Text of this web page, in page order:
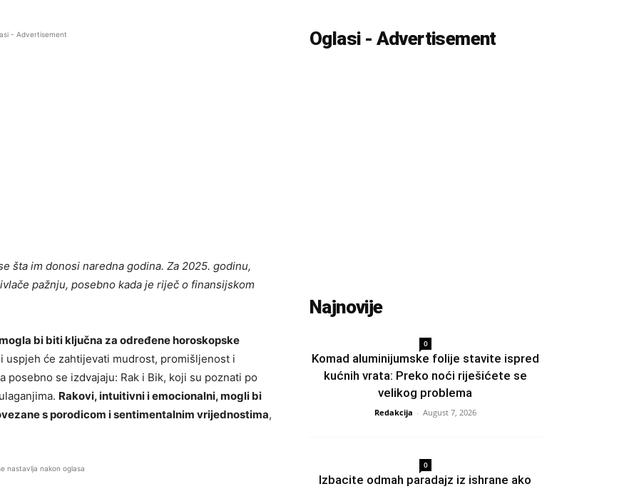
- Advertisement
šta im donosi naredna godina. Za 2025. godinu,
pažnju, posebno kada je riječ o finansijskom
bi biti ključna za određene horoskopske
uspjeh će zahtijevati mudrost, promišljenost i
posebno se izdvajaju: Rak i Bik, koji su poznati po
Rakovi, intuitivni i emocionalni, mogli bi
s porodicom i sentimentalnim vrijednostima,
nastavlja nakon oglasa
Oglasi - Advertisement
Najnovije
0
Komad aluminijumske folije stavite ispred
kućnih vrata: Preko noći riješićete se
velikog problema
Redakcija - August 7, 2026
0
Izbacite odmah paradajz iz ishrane ako